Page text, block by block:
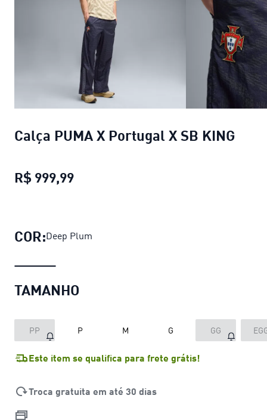
Calça PUMA X Portugal X SB KING
R$ 999,99
COR:Deep Plum
TAMANHO
PP P M G GG
Este item se qualifica para frete grátis!
Troca gratuita em até 30 dias